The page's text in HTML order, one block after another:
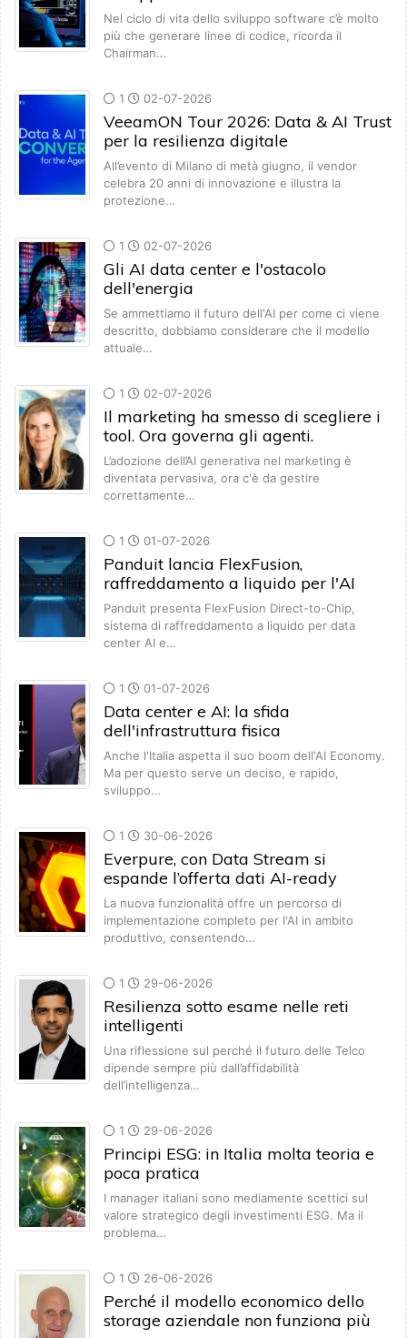
Nel ciclo di vita dello sviluppo software c’è molto
più che generare linee di codice, ricorda il
Chairman…
1 02-07-2026
VeeamON Tour 2026: Data & AI Trust
per la resilienza digitale
All’evento di Milano di metà giugno, il vendor
celebra 20 anni di innovazione e illustra la
protezione…
1 02-07-2026
Gli AI data center e l'ostacolo
dell'energia
Se ammettiamo il futuro dell'AI per come ci viene
descritto, dobbiamo considerare che il modello
attuale…
1 02-07-2026
Il marketing ha smesso di scegliere i
tool. Ora governa gli agenti.
L’adozione dell’AI generativa nel marketing è
diventata pervasiva, ora c'è da gestire
correttamente…
1 01-07-2026
Panduit lancia FlexFusion,
raffreddamento a liquido per l'AI
Panduit presenta FlexFusion Direct-to-Chip,
sistema di raffreddamento a liquido per data
center AI e…
1 01-07-2026
Data center e AI: la sfida
dell'infrastruttura fisica
Anche l'Italia aspetta il suo boom dell'AI Economy.
Ma per questo serve un deciso, e rapido,
sviluppo…
1 30-06-2026
Everpure, con Data Stream si
espande l’offerta dati AI-ready
La nuova funzionalità offre un percorso di
implementazione completo per l'AI in ambito
produttivo, consentendo…
1 29-06-2026
Resilienza sotto esame nelle reti
intelligenti
Una riflessione sul perché il futuro delle Telco
dipende sempre più dall’affidabilità
dell’intelligenza…
1 29-06-2026
Principi ESG: in Italia molta teoria e
poca pratica
I manager italiani sono mediamente scettici sul
valore strategico degli investimenti ESG. Ma il
problema…
1 26-06-2026
Perché il modello economico dello
storage aziendale non funziona più